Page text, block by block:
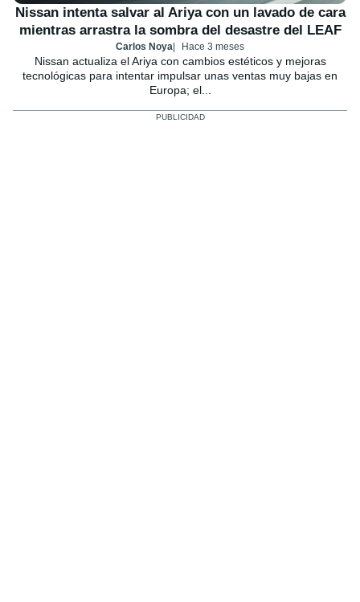
Nissan intenta salvar al Ariya con un lavado de cara
mientras arrastra la sombra del desastre del LEAF
Carlos Noya Hace 3 meses
Nissan actualiza el Ariya con cambios estéticos y mejoras
tecnológicas para intentar impulsar unas ventas muy bajas en
Europa; el...